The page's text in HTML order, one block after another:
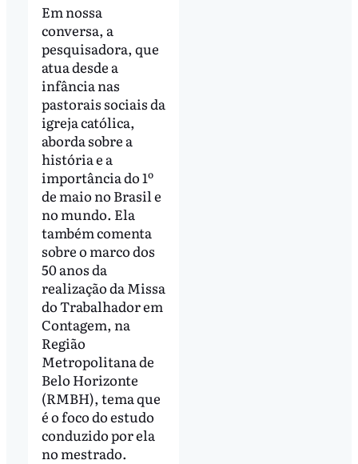
Em nossa
conversa, a
pesquisadora, que
atua desde a
infância nas
pastorais sociais da
igreja católica,
aborda sobre a
história e a
importância do 1º
de maio no Brasil e
no mundo. Ela
também comenta
sobre o marco dos
50 anos da
realização da Missa
do Trabalhador em
Contagem, na
Região
Metropolitana de
Belo Horizonte
(RMBH), tema que
é o foco do estudo
conduzido por ela
no mestrado.